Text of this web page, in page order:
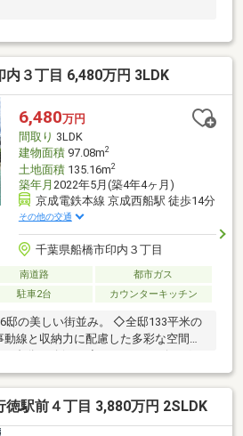
内３丁目 6,480万円 3LDK
6,480万円
間取り 3LDK
建物面積97.08m2
土地面積135.16m2
築年月 2022年5月(築4年4ヶ月)
京成電鉄本線 京成西船駅 徒歩14分
その他の交通
千葉県船橋市印内３丁目
南道路
都市ガス
駐車2台 カウンターキッチン
の美しい街並み。 ◇全邸133平米の
線と収納力に配慮した多彩な空間設
徳駅前４丁目 3,880万円 2SLDK